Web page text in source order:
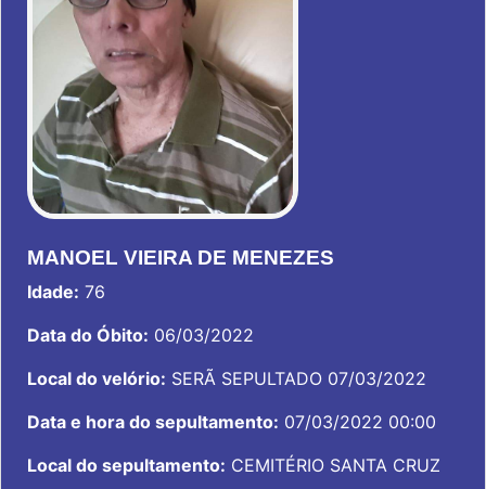
MANOEL VIEIRA DE MENEZES
Idade: 76
Data do Óbito: 06/03/2022
Local do velório: SERÃ SEPULTADO 07/03/2022
Data e hora do sepultamento: 07/03/2022 00:00
Local do sepultamento: CEMITÉRIO SANTA CRUZ